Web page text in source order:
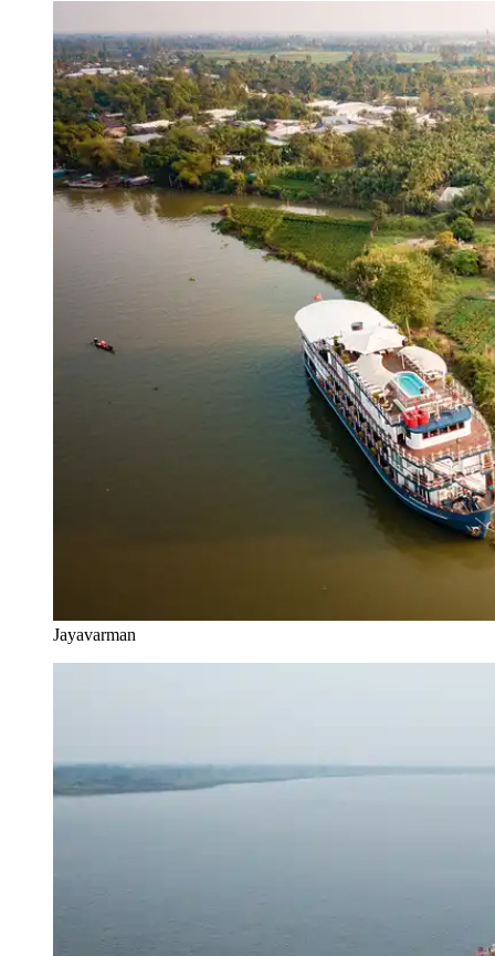
Jayavarman